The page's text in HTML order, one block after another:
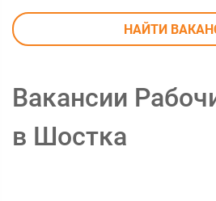
НАЙТИ
Вакансии
в Шостка